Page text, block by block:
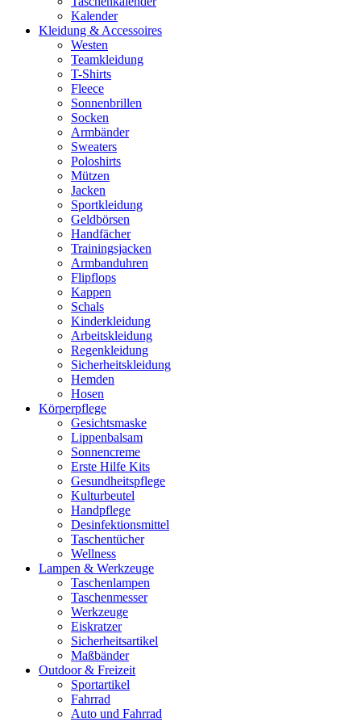
Kalender
Kleidung & Accessoires
Westen
Teamkleidung
T-Shirts
Fleece
Sonnenbrillen
Socken
Armbänder
Sweaters
Poloshirts
Mützen
Jacken
Sportkleidung
Geldbörsen
Handfächer
Trainingsjacken
Armbanduhren
Flipflops
Kappen
Schals
Kinderkleidung
Arbeitskleidung
Regenkleidung
Sicherheitskleidung
Hemden
Hosen
Körperpflege
Gesichtsmaske
Lippenbalsam
Sonnencreme
Erste Hilfe Kits
Gesundheitspflege
Kulturbeutel
Handpflege
Desinfektionsmittel
Taschentücher
Wellness
Lampen & Werkzeuge
Taschenlampen
Taschenmesser
Werkzeuge
Eiskratzer
Sicherheitsartikel
Maßbänder
Outdoor & Freizeit
Sportartikel
Fahrrad
Auto und Fahrrad